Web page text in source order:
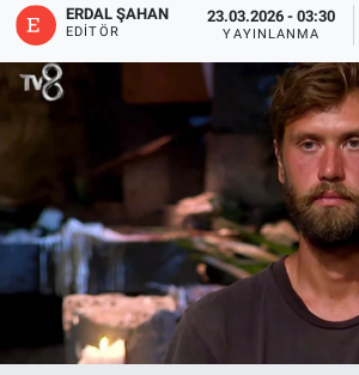
ERDAL ŞAHAN
EDITÖR
23.03.2026 - 03:30
YAYINLANMA